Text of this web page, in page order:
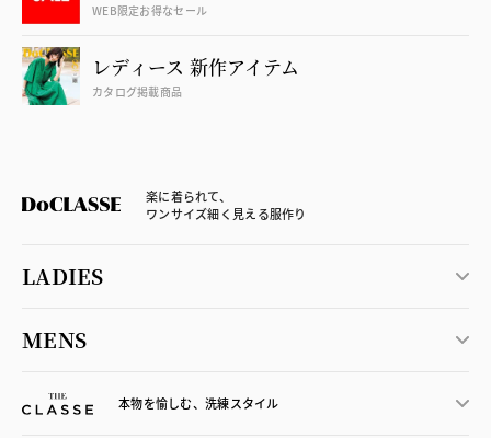
WEB限定お得なセール
レディース 新作アイテム
カタログ掲載商品
楽に着られて、
ワンサイズ細く見える服作り
LADIES
MENS
本物を愉しむ、洗練スタイル